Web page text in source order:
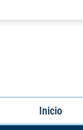
Inicio